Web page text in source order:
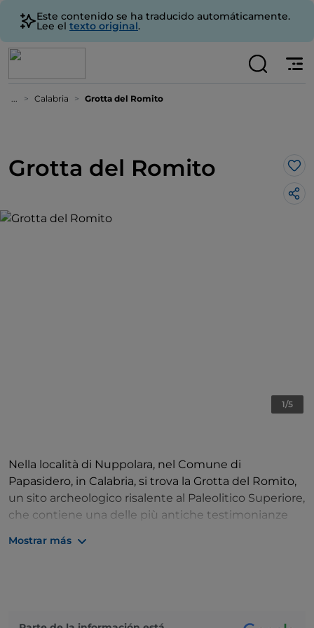
Este contenido se ha traducido automáticamente.
Lee el texto original.
... Calabria Grotta del Romito
Grotta del Romito Me
1/5
Nella località di Nuppolara, nel Comune di
Papasidero, in Calabria, si trova la Grotta del Romito,
un sito archeologico risalente al Paleolitico Superiore,
che contiene una delle più antiche testimonianze
Mostrar más